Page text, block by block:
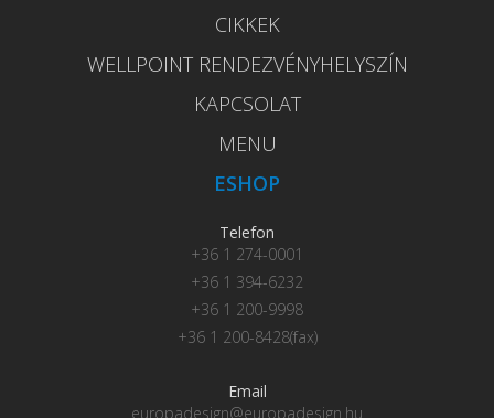
CIKKEK
WELLPOINT RENDEZVÉNYHELYSZÍN
KAPCSOLAT
MENU
ESHOP
Telefon
+36 1 274-0001
+36 1 394-6232
+36 1 200-9998
+36 1 200-8428(fax)
Email
europadesign@europadesign.hu